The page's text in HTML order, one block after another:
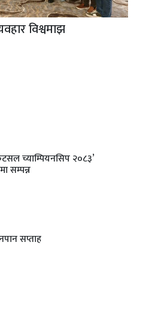
विश्वमाझ
च्याम्पियनसिप २०८३’
सम्पन्न
सप्ताह